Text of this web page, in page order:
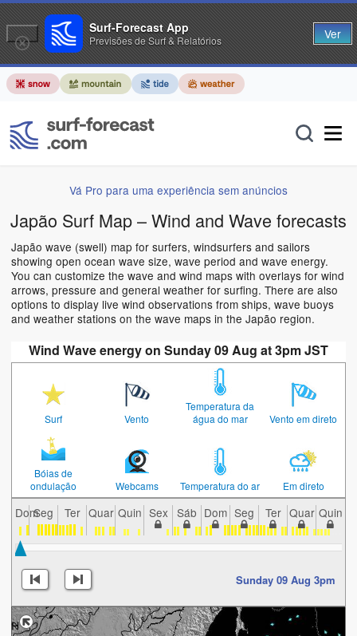
Vá Pro para uma experiência sem anúncios
Japão Surf Map – Wind and Wave forecasts
Japão wave (swell) map for surfers, windsurfers and sailors
showing open ocean wave size, wave period and wave energy.
You can customize the wave and wind maps with overlays for wind
arrows, pressure and general weather for surfing. There are also
options to display live wind observations from ships, wave buoys
and weather stations on the wave maps in the Japão region.
Wind Wave energy on Sunday 09 Aug at 3pm JST
Surf Vento
Temperatura da
água do mar
Vento em direto
Bóias de
ondulação
Webcams Temperatura do ar Em direto
DomSeg Ter Quar Quin Sex Sáb Dom Seg Ter Quar Quin
Sunday 09 Aug 3pm
Surf-Forecast App
Previsões de Surf & Relatórios Ver